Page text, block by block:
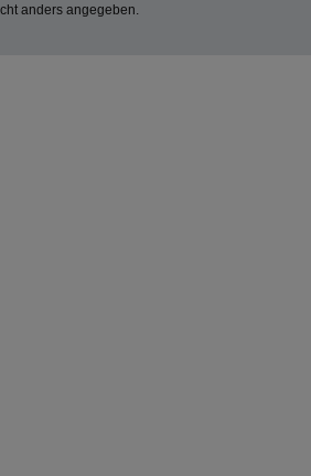
anders angegeben.